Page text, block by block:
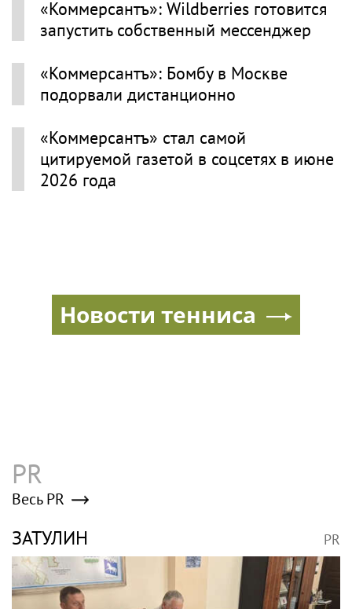
«Коммерсантъ»: Wildberries готовится
«Коммерсантъ»: Бомбу в Москве
подорвали дистанционно